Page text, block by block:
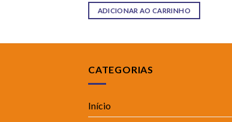
ADICIONAR AO CARRINHO
CATEGORIAS
Início